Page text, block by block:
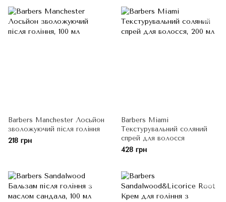
Barbers Manchester Лосьйон
зволожуючий після гоління
218 грн
Barbers Miami
Текстурувальний соляний
спрей для волосся
428 грн